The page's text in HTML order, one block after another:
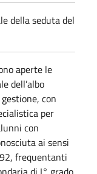
della seduta del
aperte le
dell’albo
con
per
con
ai sensi
frequentanti